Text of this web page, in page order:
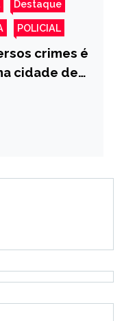
Destaque
POLICIAL
crimes é
cidade de